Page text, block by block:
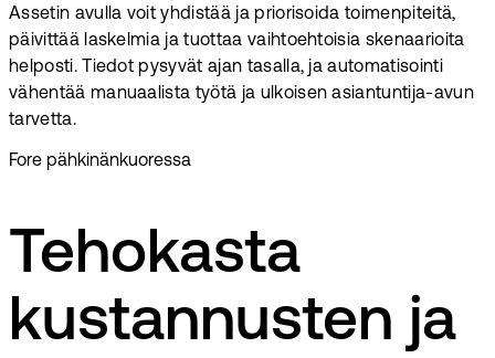
Assetin avulla voit yhdistää ja priorisoida toimenpiteitä,
päivittää laskelmia ja tuottaa vaihtoehtoisia skenaarioita
helposti. Tiedot pysyvät ajan tasalla, ja automatisointi
vähentää manuaalista työtä ja ulkoisen asiantuntija-avun
tarvetta.
Fore pähkinänkuoressa
Tehokasta
kustannusten ja